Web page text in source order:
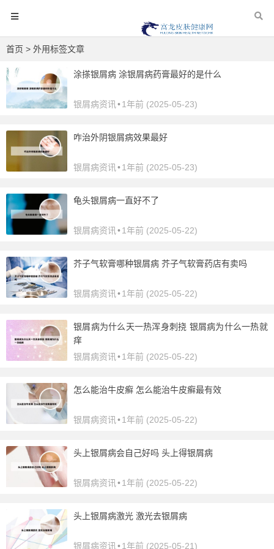
首页 > 外用标签文章
涂搽银屑病 涂银屑病药膏最好的是什么
银屑病资讯 •1年前 (2025-05-23)
咋治外阴银屑病效果最好
银屑病资讯 •1年前 (2025-05-23)
龟头银屑病一直好不了
银屑病资讯 •1年前 (2025-05-22)
芥子气软膏哪种银屑病 芥子气软膏药店有卖吗
银屑病资讯 •1年前 (2025-05-22)
银屑病为什么天一热浑身刺挠 银屑病为什么一热就
痒
银屑病资讯 •1年前 (2025-05-22)
怎么能治牛皮癣 怎么能治牛皮癣最有效
银屑病资讯 •1年前 (2025-05-22)
头上银屑病会自己好吗 头上得银屑病
银屑病资讯 •1年前 (2025-05-22)
头上银屑病激光 激光去银屑病
银屑病资讯 •1年前 (2025-05-21)